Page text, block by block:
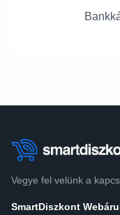
Vegye fel velünk a
SmartDiszkont